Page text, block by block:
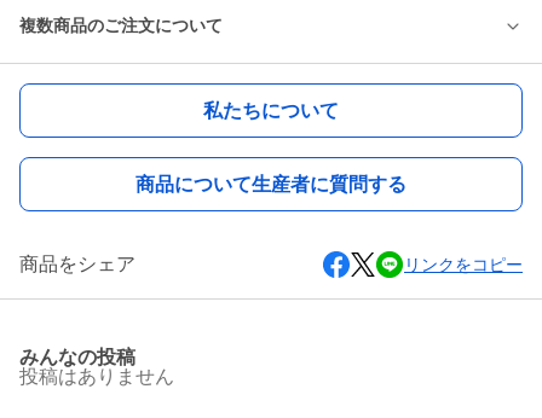
複数商品のご注文について
私たちについて
商品について生産者に質問する
商品をシェア リンクをコピー
みんなの投稿
投稿はありません